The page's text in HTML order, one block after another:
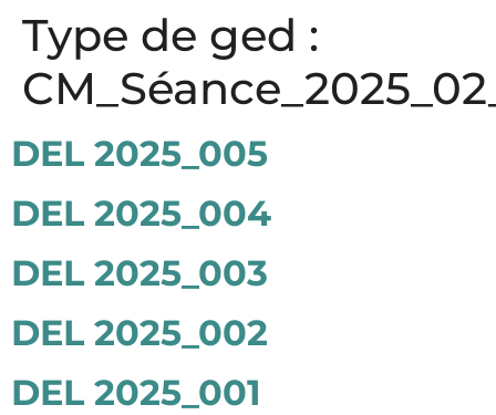
Type de ged :
DEL 2025_005
DEL 2025_004
DEL 2025_003
DEL 2025_002
DEL 2025_001
Panneau de gestion des cookies